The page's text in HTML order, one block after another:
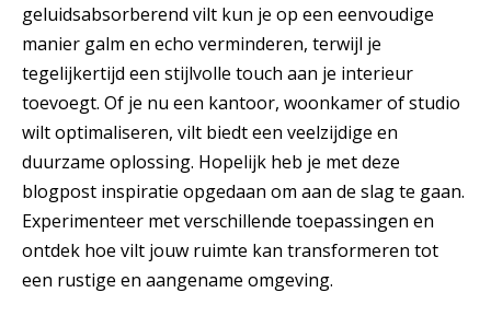
geluidsabsorberend vilt kun je op een eenvoudige
manier galm en echo verminderen, terwijl je
tegelijkertijd een stijlvolle touch aan je interieur
toevoegt. Of je nu een kantoor, woonkamer of studio
wilt optimaliseren, vilt biedt een veelzijdige en
duurzame oplossing. Hopelijk heb je met deze
blogpost inspiratie opgedaan om aan de slag te gaan.
Experimenteer met verschillende toepassingen en
ontdek hoe vilt jouw ruimte kan transformeren tot
een rustige en aangename omgeving.